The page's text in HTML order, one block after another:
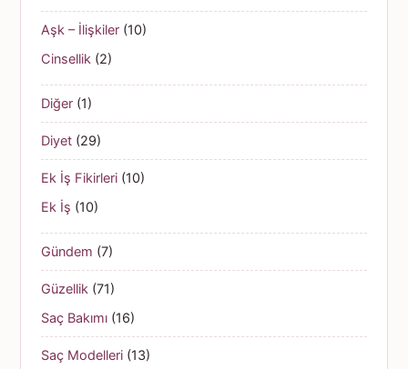
Aşk – İlişkiler (10)
Cinsellik (2)
Diğer (1)
Diyet (29)
Ek İş Fikirleri (10)
Ek İş (10)
Gündem (7)
Güzellik (71)
Saç Bakımı (16)
Saç Modelleri (13)